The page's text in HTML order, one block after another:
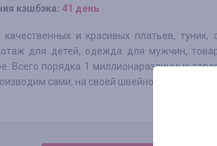
кэшбэка: 41 день
качественных и красивых платьев,
для детей, одежда для мужчин,
Всего порядка 1 миллионаразличных
сами, на своей швейной фабрике.